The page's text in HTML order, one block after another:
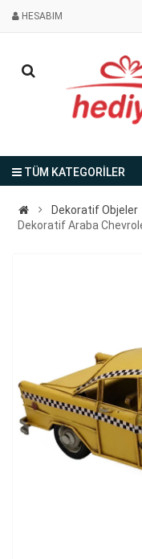
HESABIM
TÜM KATEGORİLER
Dekoratif Objeler
Dekoratif Araba